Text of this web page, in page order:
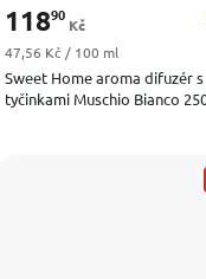
Sweet Home aroma difuzér s
tyčinkami Muschio Bianco
11890
Kč
Měrná cena:
47,56 Kč / 100 ml